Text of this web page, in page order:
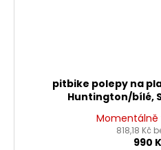
pitbike polepy na
Huntington/bílé,
Momentálně
818,18 Kč
990